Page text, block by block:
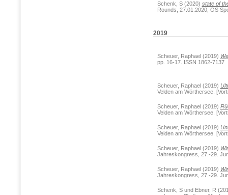
Schenk, S(2020) state of
Rounds, 27.01.2020, OS
2019
Scheuer, Raphael(2019)
pp. 16-17. ISSN 1862-7137
Scheuer, Raphael(2019)
Velden am Wörthersee.
Scheuer, Raphael(2019)
Velden am Wörthersee.
Scheuer, Raphael(2019)
Velden am Wörthersee.
Scheuer, Raphael(2019)
Jahreskongress, 27.-29.
Scheuer, Raphael(2019)
Jahreskongress, 27.-29.
Schenk, Sund Ebner, R